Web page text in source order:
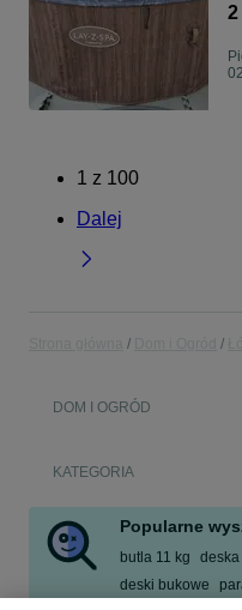
2
1 z 100
Dalej
DOM I OGRÓD
KATEGORIA
Popularne
butla 11 kg
deski bukowe